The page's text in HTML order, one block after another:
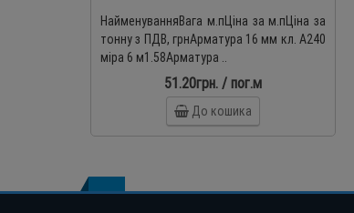
НайменуванняВага м.пЦіна за м.пЦіна за
тонну з ПДВ, грнАрматура 16 мм кл. А240
міра 6 м1.58Арматура ..
51.20грн. / пог.м
До кошика